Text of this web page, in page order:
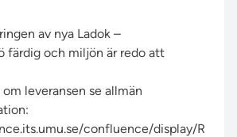
av nya Ladok –
färdig och miljön är redo att
leveransen se allmän
confluence/display/R